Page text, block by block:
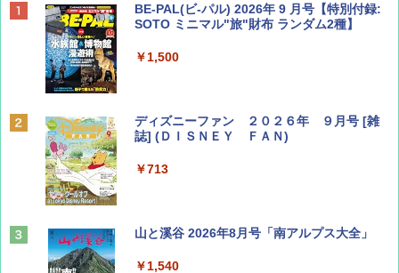
BE-PAL(ビ-パル) 2026年 9 月号【特別付録:
SOTO ミニマル"旅"財布 ランダム2種】
￥1,500
ディズニーファン ２０２６年 ９月号 [雑
誌] (ＤＩＳＮＥＹ ＦＡＮ)
￥713
山と溪谷 2026年8月号「南アルプス大全」
￥1,540